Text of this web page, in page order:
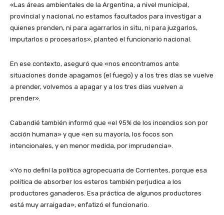
«Las áreas ambientales de la Argentina, a nivel municipal,
provincial y nacional, no estamos facultados para investigar a
quienes prenden, ni para agarrarlos in situ, ni para juzgarlos,
imputarlos o procesarlos», planteó el funcionario nacional.
En ese contexto, aseguró que «nos encontramos ante
situaciones donde apagamos (el fuego) y a los tres días se vuelve
a prender, volvemos a apagar y a los tres días vuelven a
prender».
Cabandié también informó que «el 95% de los incendios son por
acción humana» y que «en su mayoría, los focos son
intencionales, y en menor medida, por imprudencia».
«Yo no definí la política agropecuaria de Corrientes, porque esa
política de absorber los esteros también perjudica a los
productores ganaderos. Esa práctica de algunos productores
está muy arraigada», enfatizó el funcionario.